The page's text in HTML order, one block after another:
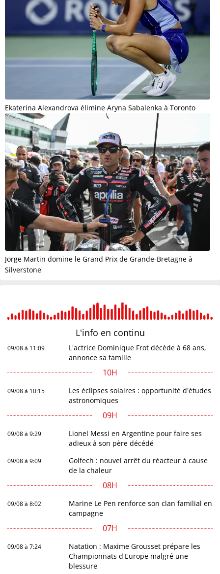
Ekaterina Alexandrova élimine Aryna Sabalenka à Toronto
Jorge Martin domine le Grand Prix de Grande-Bretagne à
Silverstone
L'info en continu
09/08 à 11:09
L'actrice Dominique Frot décède à 68 ans,
annonce sa famille
10H
09/08 à 10:15
Les éclipses solaires : opportunité d'études
astronomiques
09H
09/08 à 9:29
Lionel Messi en Argentine pour faire ses
adieux à son père décédé
09/08 à 9:09
Golfech : nouvel arrêt du réacteur à cause
de la chaleur
08H
09/08 à 8:02
Marine Le Pen renforce son clan familial en
campagne
07H
09/08 à 7:24
Natation : Maxime Grousset prépare les
Championnats d'Europe malgré une
blessure